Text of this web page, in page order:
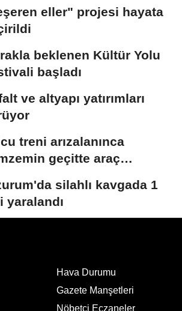
eller" projesi hayata
beklenen Kültür Yolu
başladı
ve altyapı yatırımları
treni arızalanınca
geçitte araç
silahlı kavgada 1
yaralandı
Hava Durumu
Gazete Manşetleri
Nöbetci Eczaneler